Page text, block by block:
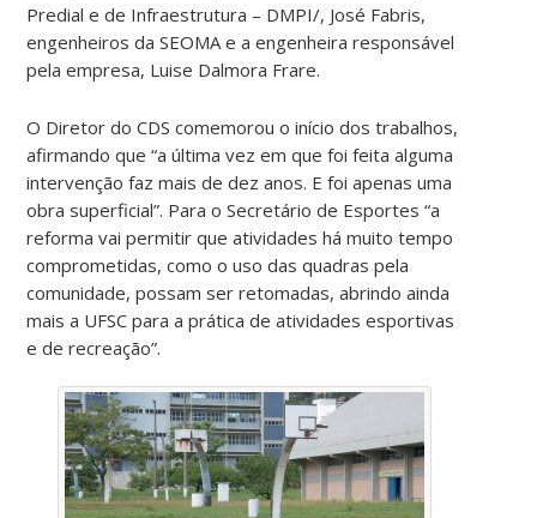
Predial e de Infraestrutura – DMPI/, José Fabris,
engenheiros da SEOMA e a engenheira responsável
pela empresa, Luise Dalmora Frare.
O Diretor do CDS comemorou o início dos trabalhos,
afirmando que “a última vez em que foi feita alguma
intervenção faz mais de dez anos. E foi apenas uma
obra superficial”. Para o Secretário de Esportes “a
reforma vai permitir que atividades há muito tempo
comprometidas, como o uso das quadras pela
comunidade, possam ser retomadas, abrindo ainda
mais a UFSC para a prática de atividades esportivas
e de recreação”.